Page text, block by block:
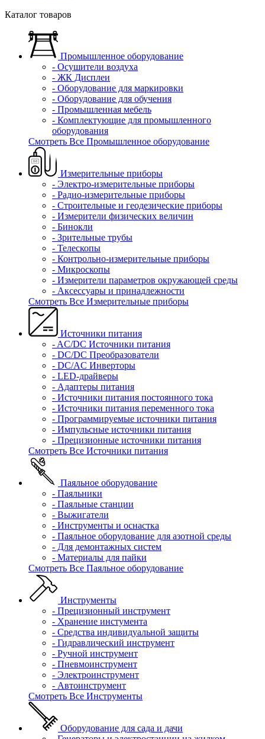
Каталог товаров
Промышленное оборудование
- Осушители воздуха
- ЖК Дисплеи
- Оборудование для маркировки
- Оборудование для обучения
- Промышленная мебель
- Комплектующие для промышленного
оборудования
Смотреть Все Промышленное оборудование
Измерительные приборы
- Электро-измерительные приборы
- Радио-измерительные приборы
- Строительные и геодезические приборы
- Измерители физических величин
- Бинокли
- Зрительные трубы
- Телескопы
- Контрольно-измерительные приборы
- Микроскопы
- Измерители параметров окружающей среды
- Аксессуары и принадлежности
Смотреть Все Измерительные приборы
Источники питания
- AC/DC Источники питания
- DC/DC Преобразователи
- DC/AC Инверторы
- LED-драйверы
- Адаптеры питания
- Источники питания постоянного тока
- Источники питания переменного тока
- Программируемые источники питания
- Импульсные источники питания
- Прецизионные источники питания
Смотреть Все Источники питания
Паяльное оборудование
- Паяльники
- Паяльные станции
- Выжигатели
- Инструменты и оснастка
- Паяльное оборудование для азотной среды
- Для демонтажных систем
- Материалы для пайки
Смотреть Все Паяльное оборудование
Инструменты
- Прецизионный инструмент
- Хранение инстумента
- Средства индивидуальной защиты
- Гидравлический инструмент
- Ручной инструмент
- Пневмоинструмент
- Электроинструмент
- Автоинструмент
Смотреть Все Инструменты
Оборудование для сада и дачи